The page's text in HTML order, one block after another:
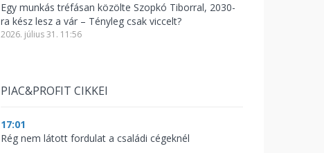
Egy munkás tréfásan közölte Szopkó Tiborral, 2030-
ra kész lesz a vár – Tényleg csak viccelt?
2026. július 31. 11:56
PIAC&PROFIT CIKKEI
17:01
Rég nem látott fordulat a családi cégeknél